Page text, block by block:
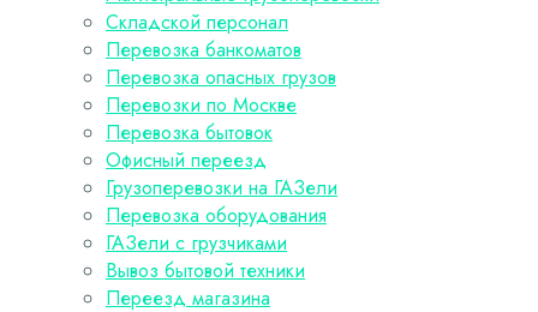
Складской персонал
Перевозка банкоматов
Перевозка опасных грузов
Перевозки по Москве
Перевозка бытовок
Офисный переезд
Грузоперевозки на ГАЗели
Перевозка оборудования
ГАЗели с грузчиками
Вывоз бытовой техники
Переезд магазина